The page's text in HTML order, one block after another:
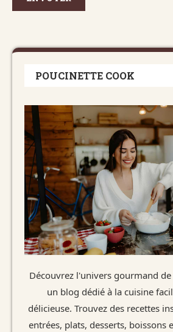
POUCINETTE COOK
Découvrez l'univers gourmand
un blog dédié à la cuisine
délicieuse. Trouvez des recettes
entrées, plats, desserts, boissons